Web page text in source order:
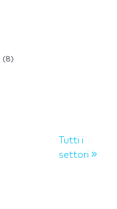
(8)
Tutti i
settori